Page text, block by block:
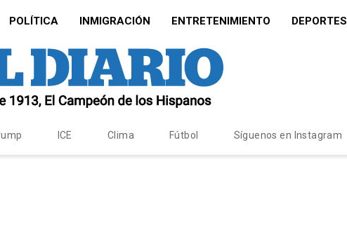
POLÍTICA INMIGRACIÓN ENTRETENIMIENTO DEPORTES
ICE Clima Fútbol Síguenos en Instagram